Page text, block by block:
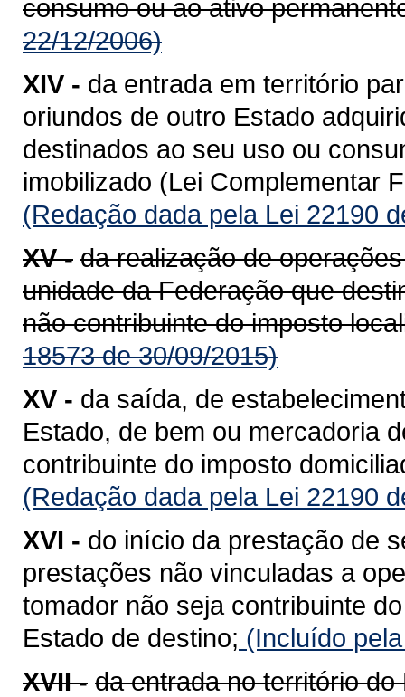
consumo ou ao ativo
22/12/2006)
XIV - da entrada em território
oriundos de outro Estado
destinados ao seu uso ou
imobilizado (Lei Complementar
(Redação dada pela Lei 22190
XV - da realização de
unidade da Federação que
não contribuinte do imposto
18573 de 30/09/2015)
XV - da saída, de
Estado, de bem ou mercadoria
contribuinte do imposto
(Redação dada pela Lei 22190
XVI - do início da prestação de
prestações não vinculadas a
tomador não seja contribuinte
Estado de destino; (Incluído
XVII - da entrada no território